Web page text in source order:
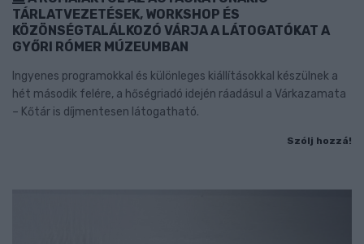
TÁRLATVEZETÉSEK, WORKSHOP ÉS
KÖZÖNSÉGTALÁLKOZÓ VÁRJA A LÁTOGATÓKAT A
GYŐRI RÓMER MÚZEUMBAN
Ingyenes programokkal és különleges kiállításokkal készülnek a
hét második felére, a hőségriadó idején ráadásul a Várkazamata
– Kőtár is díjmentesen látogatható.
Szólj hozzá!